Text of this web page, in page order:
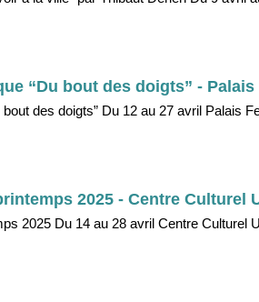
“Du bout des doigts” - Palais
bout des doigts” Du 12 au 27 avril Palais
2025 - Centre Culturel
2025 Du 14 au 28 avril Centre Culturel